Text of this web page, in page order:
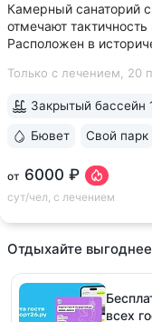
Камерный санаторий
отмечают
Расположен в
лестницы и входа в
Только с лечением, 20
от 6000 ₽
сут/чел, с лечением
Закрытый бассейн
Бювет Свой парк
Отдыхайте выгоднее
всех